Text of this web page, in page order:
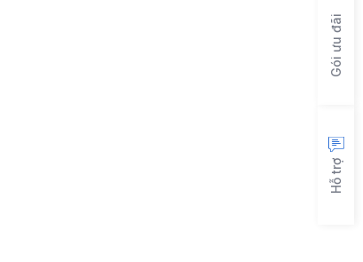
Hỗ trợ
Gói ưu đãi